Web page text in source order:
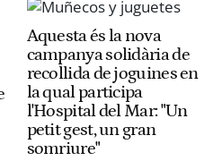
Aquesta és la nova
campanya solidària de
recollida de joguines en
la qual participa
l'Hospital del Mar: "Un
petit gest, un gran
somriure"